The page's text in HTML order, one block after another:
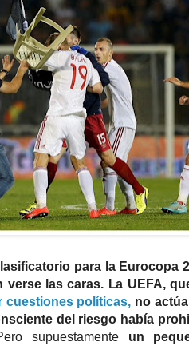
para la Eurocopa
verse las caras. La UEFA,
cuestiones políticas, no
del riesgo había
supuestamente un